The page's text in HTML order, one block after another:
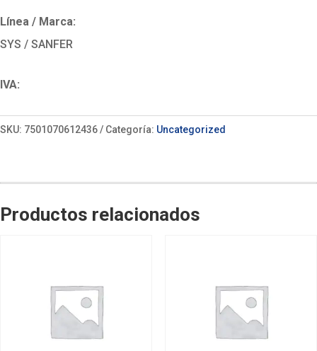
Línea / Marca:
SYS / SANFER
IVA:
SKU: 7501070612436 Categoría: Uncategorized
Productos relacionados